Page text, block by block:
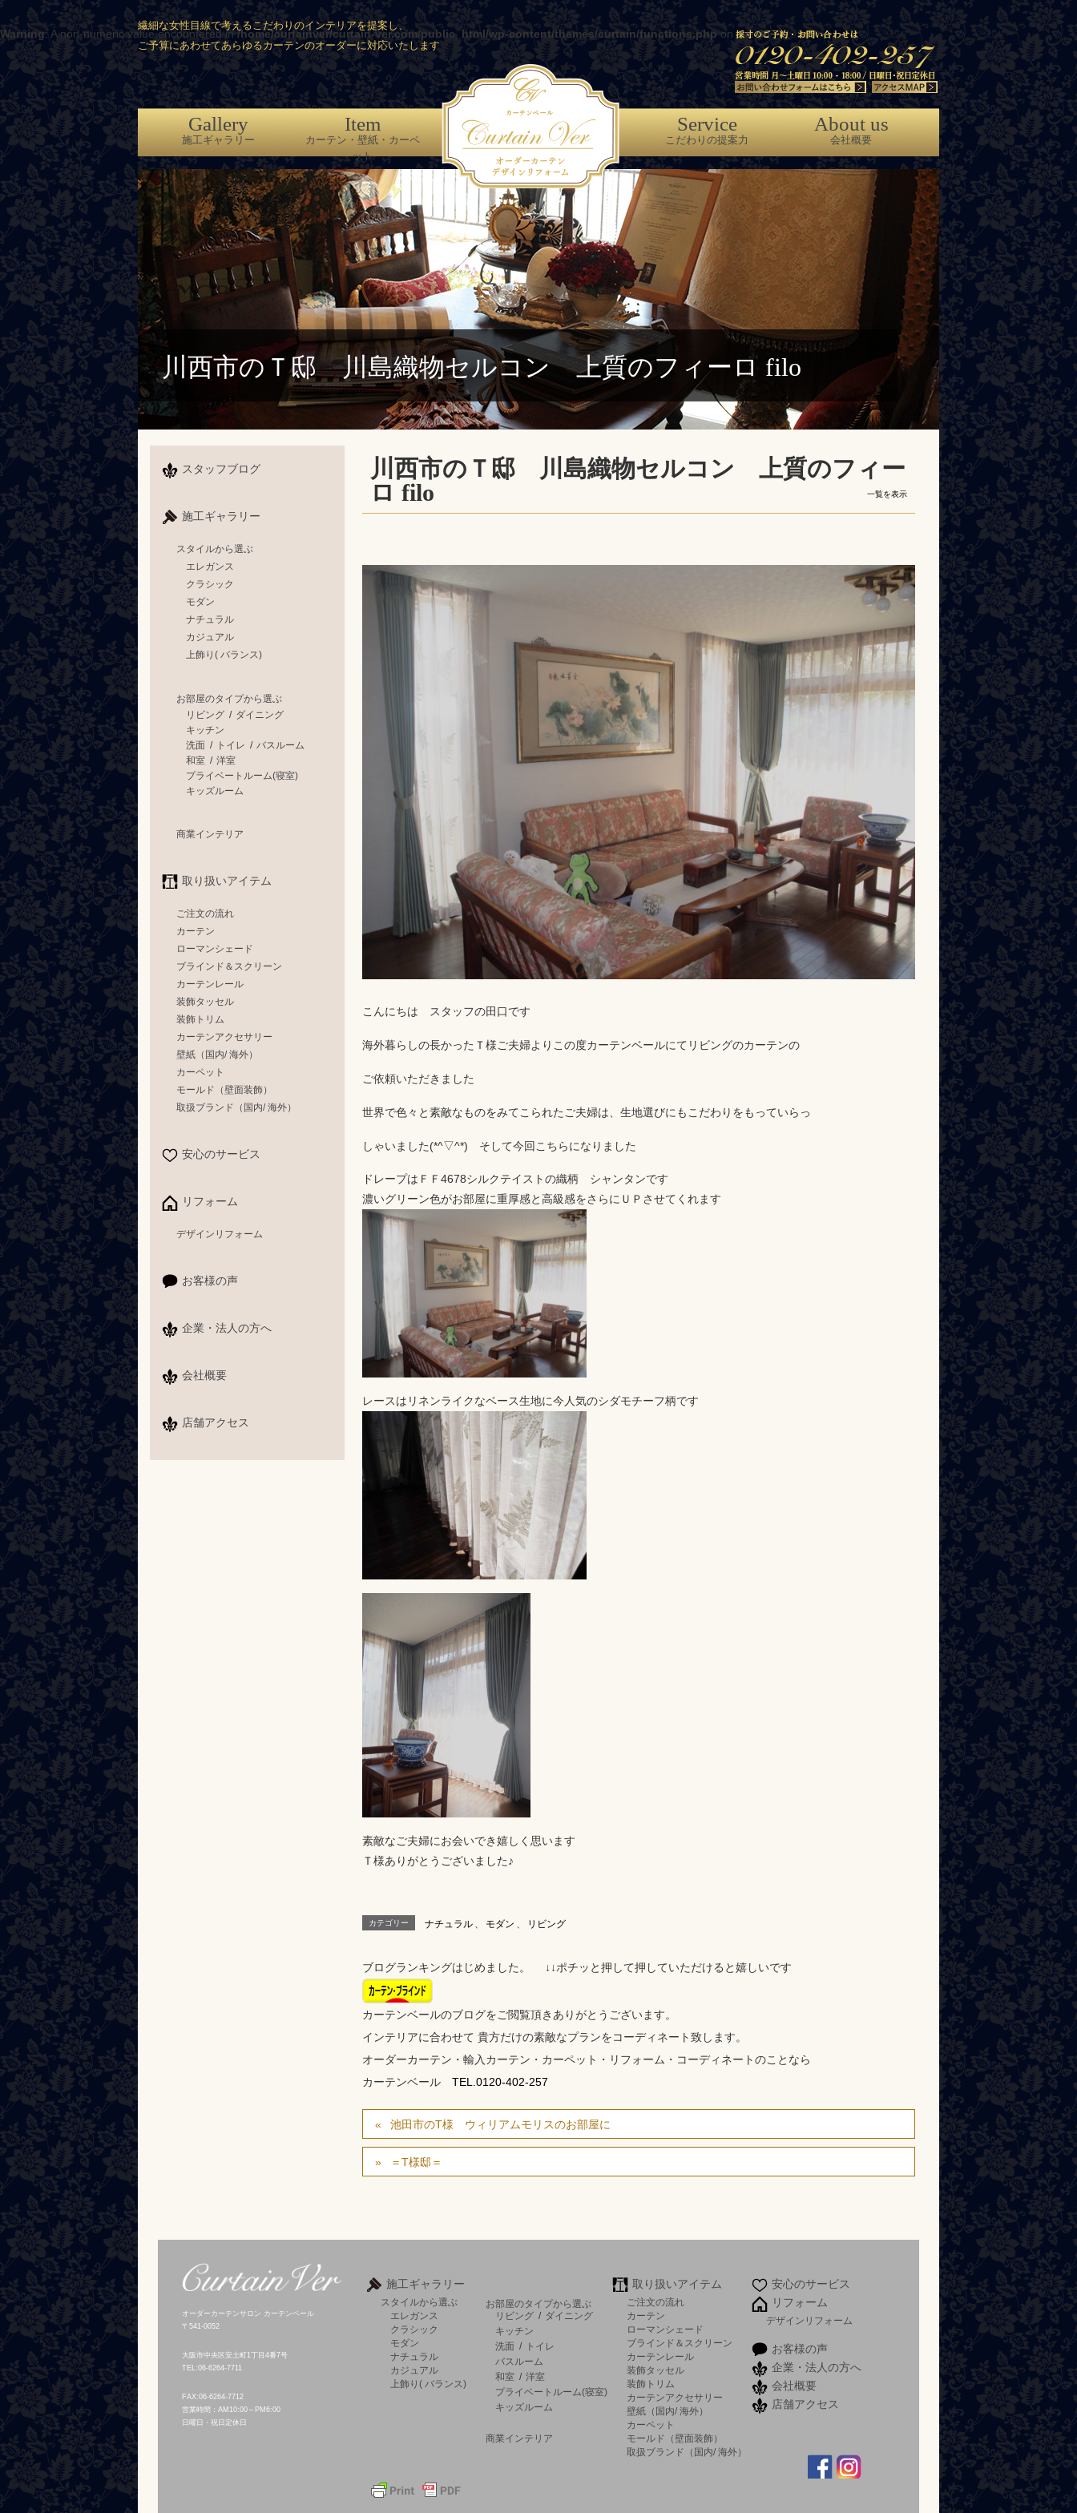
Warning: A non-numeric value encountered in/home/curtainver/curtain-ver.com/public_html/wp-content/themes/curtain/functions.php on line86
繊細な女性目線で考えるこだわりのインテリアを提案し、
ご予算にあわせてあらゆるカーテンのオーダーに対応いたします
Gallery
施工ギャラリー
Item
カーテン・壁紙・カーペ
ット
Service
こだわりの提案力
About us
会社概要
川西市のＴ邸 川島織物セルコン 上質のフィーロ filo
川西市のＴ邸 川島織物セルコン 上質のフィー
ロ filo
一覧を表示
こんにちは スタッフの田口です
海外暮らしの長かったＴ様ご夫婦よりこの度カーテンベールにてリビングのカーテンの
ご依頼いただきました
世界で色々と素敵なものをみてこられたご夫婦は、生地選びにもこだわりをもっていらっ
しゃいました(*^▽^*) そして今回こちらになりました
ドレープはＦＦ4678シルクテイストの織柄 シャンタンです
濃いグリーン色がお部屋に重厚感と高級感をさらにＵＰさせてくれます
レースはリネンライクなベース生地に今人気のシダモチーフ柄です
素敵なご夫婦にお会いでき嬉しく思います
Ｔ様ありがとうございました♪
カテゴリー ナチュラル モダン リビング
ブログランキングはじめました。 ↓↓ポチッと押して押していただけると嬉しいです
カーテンベールのブログをご閲覧頂きありがとうございます。
インテリアに合わせて 貴方だけの素敵なプランをコーディネート致します。
オーダーカーテン・輸入カーテン・カーペット・リフォーム・コーディネートのことなら
カーテンベール TEL.0120-402-257
池田市のT様 ウィリアムモリスのお部屋に
＝T様邸＝
スタッフブログ
施工ギャラリー
スタイルから選ぶ
エレガンス
クラシック
モダン
ナチュラル
カジュアル
上飾り( バランス)
お部屋のタイプから選ぶ
リビング / ダイニング
キッチン
洗面 / トイレ / バスルーム
和室 / 洋室
プライベートルーム(寝室)
キッズルーム
商業インテリア
取り扱いアイテム
ご注文の流れ
カーテン
ローマンシェード
ブラインド＆スクリーン
カーテンレール
装飾タッセル
装飾トリム
カーテンアクセサリー
壁紙（国内/ 海外）
カーペット
モールド（壁面装飾）
取扱ブランド（国内/ 海外）
安心のサービス
リフォーム
デザインリフォーム
お客様の声
企業・法人の方へ
会社概要
店舗アクセス
オーダーカーテンサロン カーテンベール
〒541-0052
大阪市中央区安土町1丁目4番7号
TEL:06-6264-7711
FAX:06-6264-7712
営業時間：AM10:00～PM6:00
日曜日・祝日定休日
施工ギャラリー
スタイルから選ぶ
エレガンス
クラシック
モダン
ナチュラル
カジュアル
上飾り( バランス)
お部屋のタイプから選ぶ
リビング / ダイニング
キッチン
洗面 /
トイレ
バスルーム
和室 / 洋室
プライベートルーム(寝室)
キッズルーム
商業インテリア
取り扱いアイテム
ご注文の流れ
カーテン
ローマンシェード
ブラインド＆スクリーン
カーテンレール
装飾タッセル
装飾トリム
カーテンアクセサリー
壁紙（国内/ 海外）
カーペット
モールド（壁面装飾）
取扱ブランド（国内/ 海外）
安心のサービス
リフォーム
デザインリフォーム
お客様の声
企業・法人の方へ
会社概要
店舗アクセス